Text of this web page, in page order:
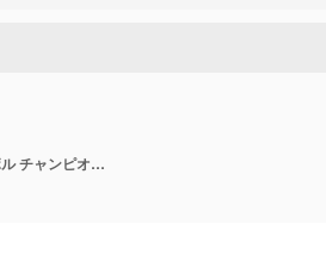
現実的な詳細な3Dチャンピオン 異なるメダルセット 勝者のシンボル チャンピオンと成功ベクトルのイラスト